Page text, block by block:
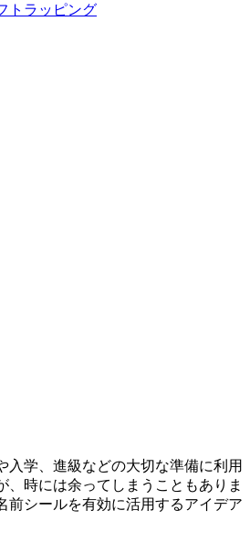
トラッピング
入学、進級などの大切な準備に利用
、時には余ってしまうこともありま
前シールを有効に活用するアイデア